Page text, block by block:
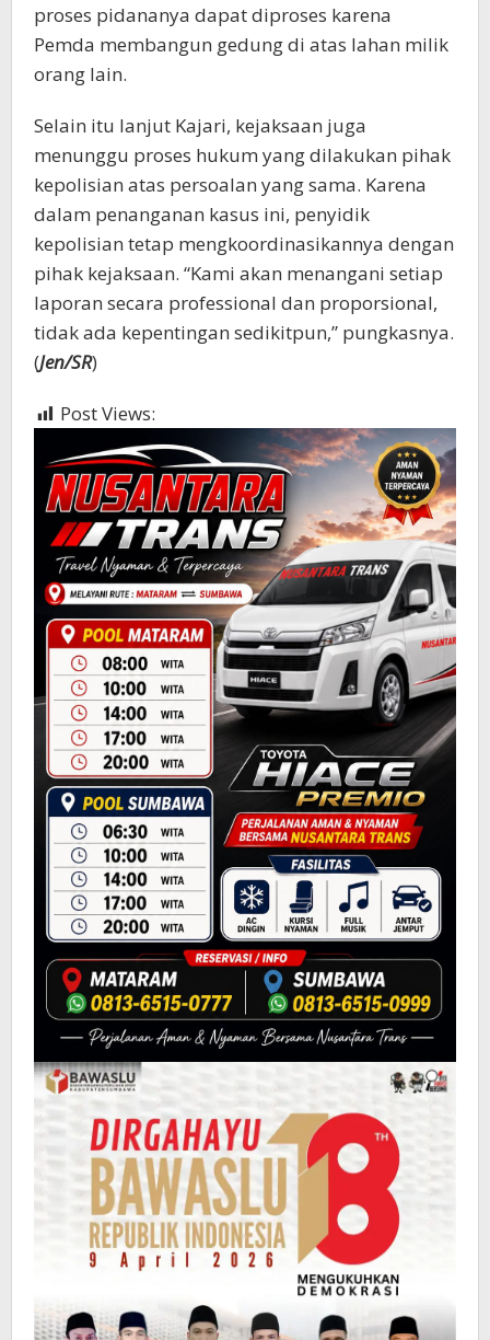
proses pidananya dapat diproses karena
Pemda membangun gedung di atas lahan milik
orang lain.
Selain itu lanjut Kajari, kejaksaan juga
menunggu proses hukum yang dilakukan pihak
kepolisian atas persoalan yang sama. Karena
dalam penanganan kasus ini, penyidik
kepolisian tetap mengkoordinasikannya dengan
pihak kejaksaan. “Kami akan menangani setiap
laporan secara professional dan proporsional,
tidak ada kepentingan sedikitpun,” pungkasnya.
(Jen/SR)
Post Views: